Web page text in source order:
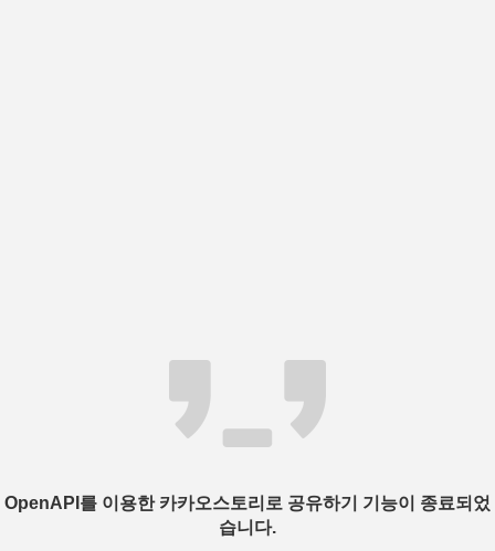
OpenAPI를 이용한 카카오스토리로 공유하기 기능이 종료되었
습니다.